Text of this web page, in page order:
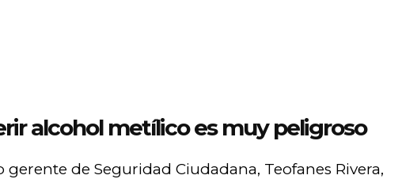
alcohol metílico es muy peligroso
gerente de Seguridad Ciudadana, Teofanes Rivera,